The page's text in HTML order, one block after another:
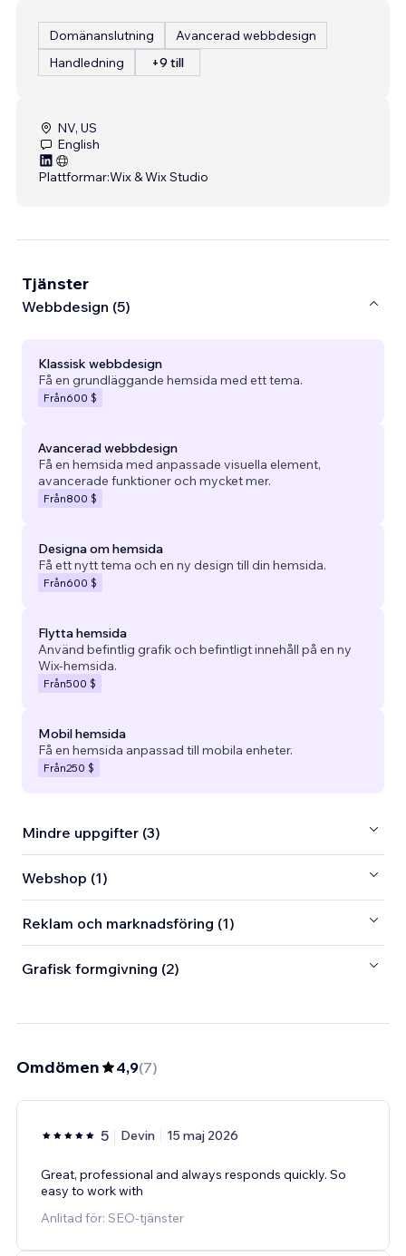
Domänanslutning
Avancerad webbdesign
Handledning
+9 till
NV, US
English
Plattformar:Wix & Wix Studio
Tjänster
Webbdesign (5)
Klassisk webbdesign
Få en grundläggande hemsida med ett tema.
Från600 $
Avancerad webbdesign
Få en hemsida med anpassade visuella element,
avancerade funktioner och mycket mer.
Från800 $
Designa om hemsida
Få ett nytt tema och en ny design till din hemsida.
Från600 $
Flytta hemsida
Använd befintlig grafik och befintligt innehåll på en ny
Wix-hemsida.
Från500 $
Mobil hemsida
Få en hemsida anpassad till mobila enheter.
Från250 $
Mindre uppgifter (3)
Webshop (1)
Reklam och marknadsföring (1)
Grafisk formgivning (2)
Omdömen 4,9(7)
5 Devin 15 maj 2026
Great, professional and always responds quickly. So
easy to work with
Anlitad för: SEO-tjänster